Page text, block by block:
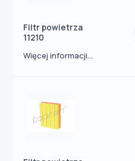
Filtr powietrza
11210
Więcej informacji...